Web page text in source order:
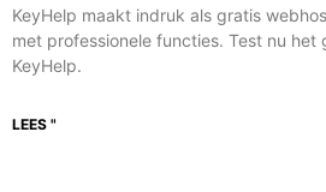
KeyHelp maakt indruk als gratis
met professionele functies. Test nu het
KeyHelp.
LEES "